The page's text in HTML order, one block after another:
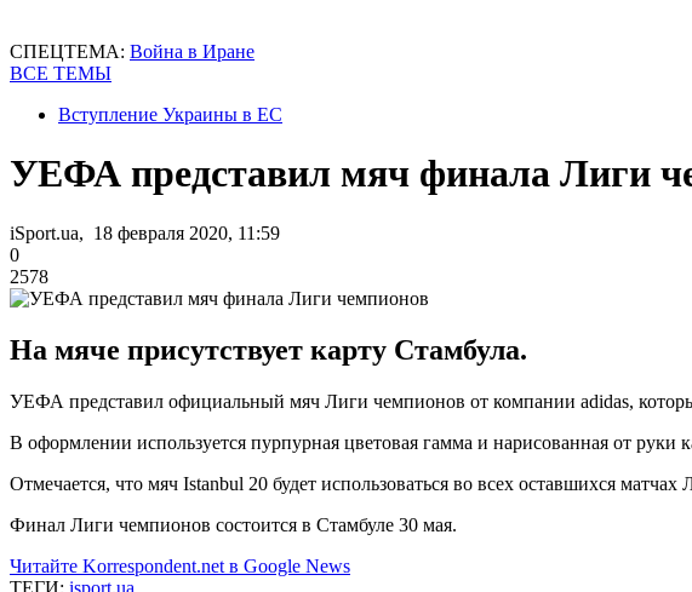
СПЕЦТЕМА: Война в Иране
ВСЕ ТЕМЫ
Вступление Украины в ЕС
УЕФА представил мяч финала Лиги
iSport.ua, 18 февраля 2020, 11:59
0
2578
На мяче присутствует карту Стамбула.
УЕФА представил официальный мяч Лиги чемпионов от компании adidas,
В оформлении используется пурпурная цветовая гамма и нарисованная от
Отмечается, что мяч Istanbul 20 будет использоваться во всех оставшихся
Финал Лиги чемпионов состоится в Стамбуле 30 мая.
Читайте Korrespondent.net в Google News
ТЕГИ: isport.ua